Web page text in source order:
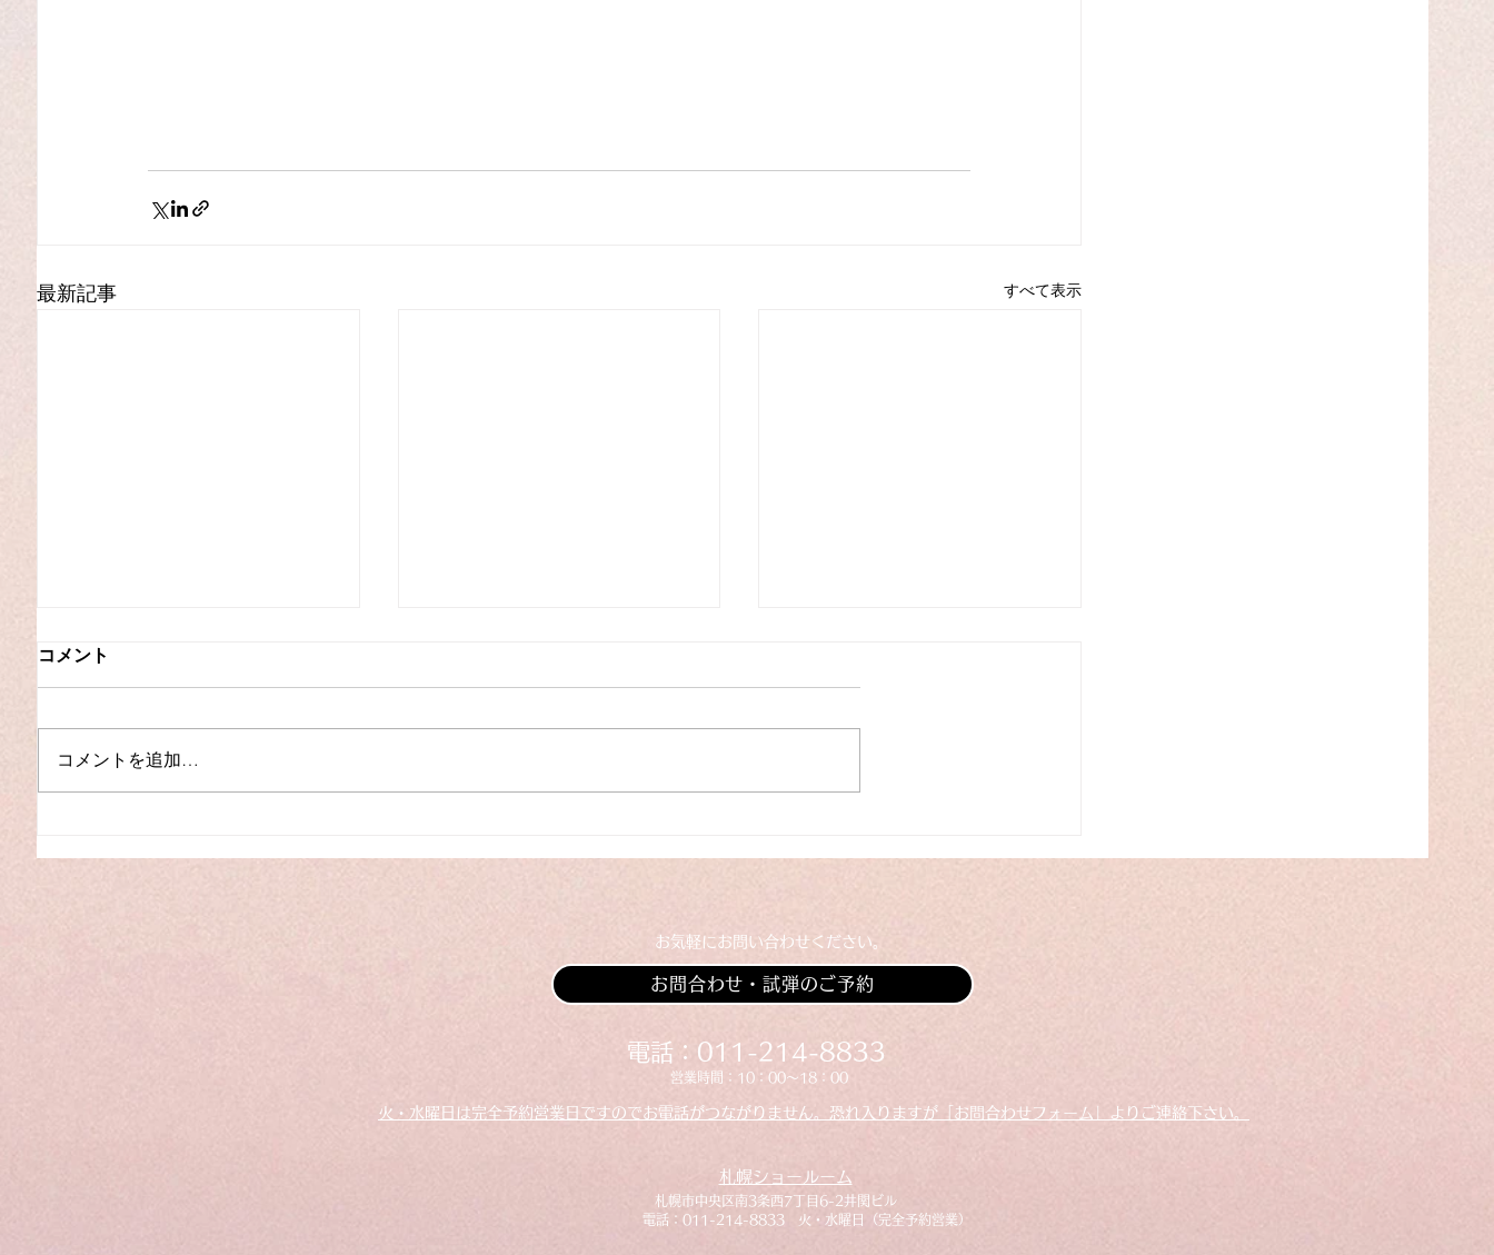
最新記事 すべて表示
古）
ピアノC3L（中古）
コメント
コメントを追加…
​お気軽にお問い合わせください。
お問合わせ・試弾のご予約
​​電話：011-214-8833
​​営業時間：10：00～18：00
火・水曜日は完全予約営業日ですのでお電話がつながりません。恐れ入りますが「お問合わせフォーム」よりご連絡下さい。
札幌ショールーム
​札幌市中央区南3条西7丁目6-2井関ビル
​電話：011-214-8833 火・水曜日（完全予約営業）